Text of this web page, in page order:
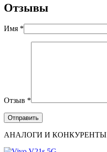
Отзывы
Имя *
Отзыв *
АНАЛОГИ И КОНКУРЕНТЫ